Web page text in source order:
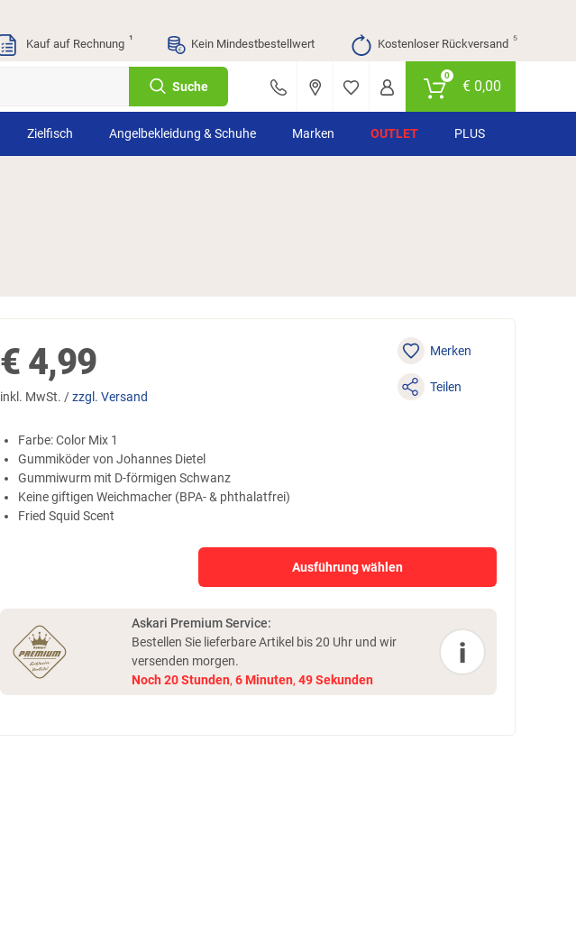
Kauf auf Rechnung ¹ Kein Mindestbestellwert Kostenloser Rückversand ⁵
Suche
0
€0,00
Zielfisch Angelbekleidung & Schuhe Marken OUTLET PLUS
€ 4,99
inkl. MwSt. /zzgl. Versand
Merken
Teilen
Farbe: Color Mix 1
Gummiköder von Johannes Dietel
Gummiwurm mit D-förmigen Schwanz
Keine giftigen Weichmacher (BPA- & phthalatfrei)
Fried Squid Scent
Ausführung wählen
Askari Premium Service:
Bestellen Sie lieferbare Artikel bis 20 Uhr und wir
versenden morgen.
Noch 20Stunden, 6 Minuten, 48Sekunden
i